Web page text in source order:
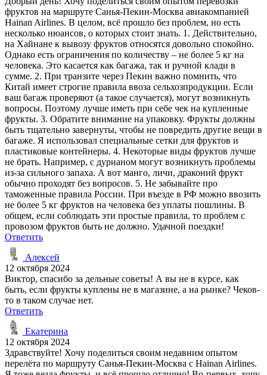
фруктов на маршруте Санья-Пекин-Москва авиакомпанией
Hainan Airlines. В целом, всё прошло без проблем, но есть
несколько нюансов, о которых стоит знать. 1. Действительно,
на Хайнане к вывозу фруктов относятся довольно спокойно.
Однако есть ограничения по количеству – не более 5 кг на
человека. Это касается как багажа, так и ручной клади в
сумме. 2. При транзите через Пекин важно помнить, что
Китай имеет строгие правила ввоза сельхозпродукции. Если
ваш багаж проверяют (а такое случается), могут возникнуть
вопросы. Поэтому лучше иметь при себе чек на купленные
фрукты. 3. Обратите внимание на упаковку. Фрукты должны
быть тщательно завернуты, чтобы не повредить другие вещи в
багаже. Я использовал специальные сетки для фруктов и
пластиковые контейнеры. 4. Некоторые виды фруктов лучше
не брать. Например, с дурианом могут возникнуть проблемы
из-за сильного запаха. А вот манго, личи, драконий фрукт
обычно проходят без вопросов. 5. Не забывайте про
таможенные правила России. При въезде в РФ можно ввозить
не более 5 кг фруктов на человека без уплаты пошлины. В
общем, если соблюдать эти простые правила, то проблем с
провозом фруктов быть не должно. Удачной поездки!
Ответить
Алексей
12 октября 2024
Виктор, спасибо за дельные советы! А вы не в курсе, как
быть, если фрукты куплены не в магазине, а на рынке? Чеков-
то в таком случае нет.
Ответить
Екатерина
12 октября 2024
Здравствуйте! Хочу поделиться своим недавним опытом
перелёта по маршруту Санья-Пекин-Москва с Hainan Airlines.